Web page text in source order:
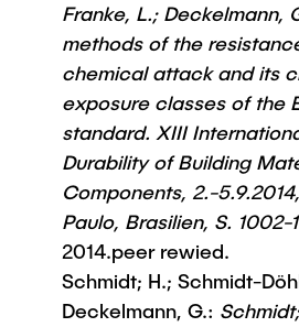
Franke, L.; Deckelmann,
methods of the
chemical attack and its
exposure classes of the
standard. XIII
Durability of Building
Components, 2.-
Paulo, Brasilien, S. 1002-
2014.peer rewied.
Schmidt; H.; Schmidt-
Deckelmann, G.: